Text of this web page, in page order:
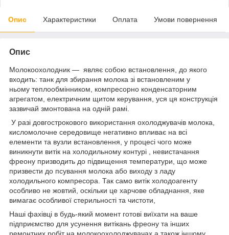
Опис Характеристики Оплата Умови повернення
Опис
Молокоохолодник — являє собою встановлення, до якого
входить: танк для збирання молока зі встановленим у
ньому теплообмінником, компресорно конденсаторним
агрегатом, електричним щитом керування, уся ця конструкція
зазвичай змонтована на одній рамі.
У разі довгострокового використання охолоджувачів молока,
кисломолочне середовище негативно впливає на всі
елементи та вузли встановлення, у процесі чого може
виникнути витік на холодильному контурі , невистачання
фреону призводить до підвищення температури, що може
призвести до псування молока або виходу з ладу
холодильного компресора. Так само витік холодоагенту
особливо не жовтий, оскільки це харчове обладнання, яке
вимагає особливої стерильності та чистоти,
Наші фахівці в будь-який момент готові виїхати на ваше
підприємство для усунення витікань фреону та інших
ремонтних робіт на молокоохолоджувачах а також іншому